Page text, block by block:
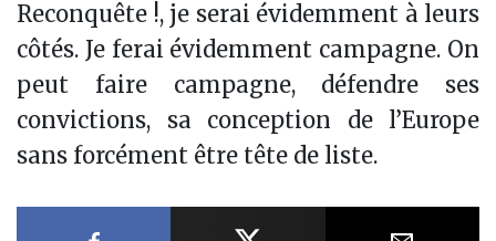
Reconquête !, je serai évidemment à leurs
côtés. Je ferai évidemment campagne. On
peut faire campagne, défendre ses
convictions, sa conception de l’Europe
sans forcément être tête de liste.